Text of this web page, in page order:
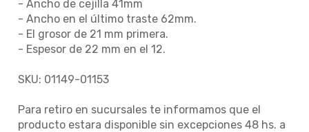
- Ancho de cejilla 41mm
- Ancho en el último traste 62mm.
- El grosor de 21 mm primera.
- Espesor de 22 mm en el 12.
SKU: 01149-01153
Para retiro en sucursales te informamos que el
producto estara disponible sin excepciones 48 hs. a